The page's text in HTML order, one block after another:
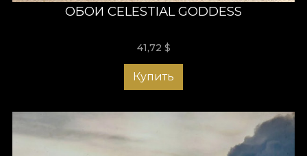
ОБОИ CELESTIAL GODDESS
41,72 $
Купить